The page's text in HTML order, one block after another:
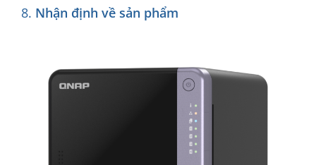
Nhận định về sản phẩm